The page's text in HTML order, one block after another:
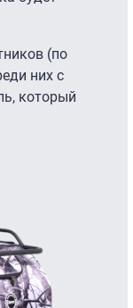
(по
них с
который